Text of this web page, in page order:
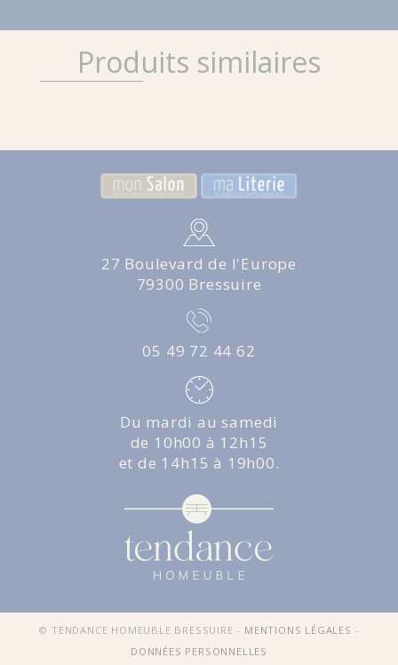
Produits similaires
27 Boulevard de l'Europe
79300 Bressuire
05 49 72 44 62
Du mardi au samedi
de 10h00 à 12h15
et de 14h15 à 19h00.
© TENDANCE HOMEUBLE BRESSUIRE - MENTIONS LÉGALES -
DONNÉES PERSONNELLES